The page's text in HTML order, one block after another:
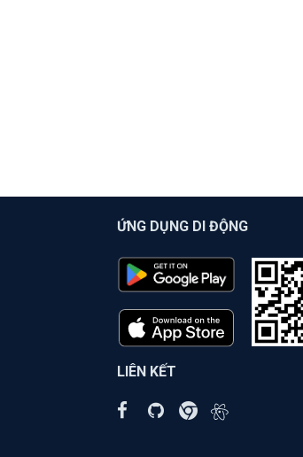
ỨNG DỤNG DI ĐỘNG
LIÊN KẾT